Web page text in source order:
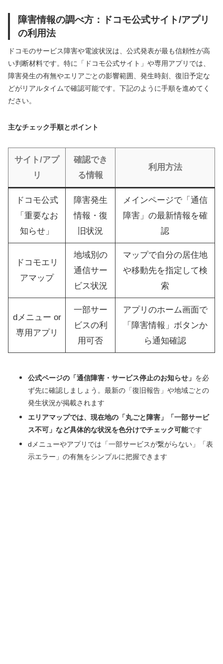
障害情報の調べ方：ドコモ公式サイト/アプリ
の利用法
ドコモのサービス障害や電波状況は、公式発表が最も信頼性が高
い判断材料です。特に「ドコモ公式サイト」や専用アプリでは、
障害発生の有無やエリアごとの影響範囲、発生時刻、復旧予定な
どがリアルタイムで確認可能です。下記のように手順を進めてく
ださい。
主なチェック手順とポイント
サイト/アプ
リ
確認でき
る情報
利用方法
ドコモ公式
「重要なお
知らせ」
障害発生
情報・復
旧状況
メインページで「通信
障害」の最新情報を確
認
ドコモエリ
アマップ
地域別の
通信サー
ビス状況
マップで自分の居住地
や移動先を指定して検
索
dメニュー or
専用アプリ
一部サー
ビスの利
用可否
アプリのホーム画面で
「障害情報」ボタンか
ら通知確認
公式ページの「通信障害・サービス停止のお知らせ」 を必
ず先に確認しましょう。最新の「復旧報告」や地域ごとの
発生状況が掲載されます
エリアマップでは、現在地の「丸ごと障害」「一部サービ
ス不可」など具体的な状況を色分けでチェック可能です
dメニューやアプリでは「一部サービスが繋がらない」「表
示エラー」の有無をシンプルに把握できます